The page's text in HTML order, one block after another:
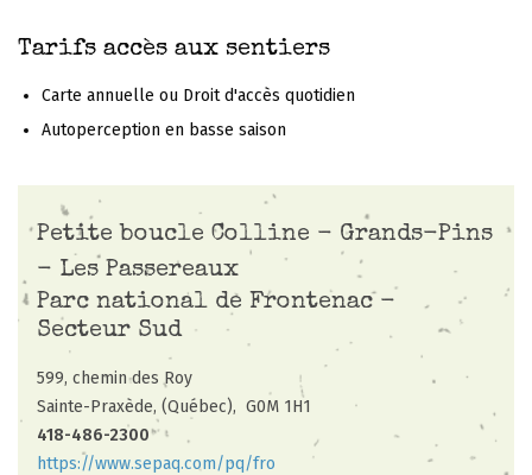
Tarifs accès aux sentiers
Carte annuelle ou Droit d'accès quotidien
Autoperception en basse saison
Petite boucle Colline - Grands-Pins
- Les Passereaux
Parc national de Frontenac -
Secteur Sud
599, chemin des Roy
Sainte-Praxède, (Québec), G0M 1H1
418-486-2300
https://www.sepaq.com/pq/fro